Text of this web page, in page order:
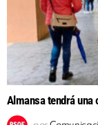
Almansa tendrá una